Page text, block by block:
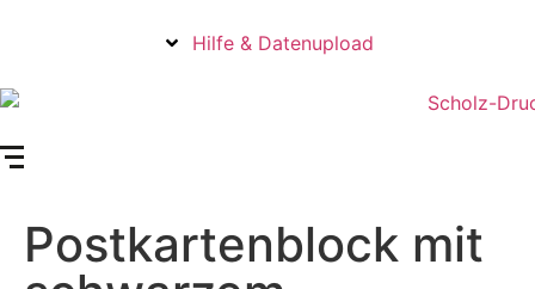
Hilfe & Datenupload
Postkartenblock mit